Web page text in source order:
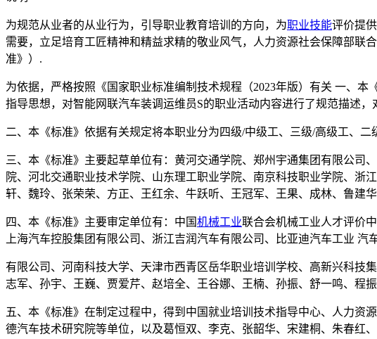
为规范从业者的从业行为，引导职业教育培训的方向，为职业技能评价提
需要，立足培育工匠精神和精益求精的敬业风气，人力资源社会保障部联
准》）.
为依据，严格按照《国家职业标准编制技术规程（2023年版）有关 一、
指导思想，对智能网联汽车装调运维员S的职业活动内容进行了规范描述
二、本《标准》依据有关规定将本职业分为四级/中级工、三级/高级工、二
三、本《标准》主要起草单位有：黄河交通学院、郑州宇通集团有限公司
院、河北交通职业技术学院、山东理工职业学院、南京科技职业学院、
轩、魏玲、张荣荣、方正、王红余、牛跃听、王冠军、王果、成林、鲁建
四、本《标准》主要审定单位有：中国机械工业联合会机械工业人才评价
上海汽车控股集团有限公司、浙江吉润汽车有限公司、比亚迪汽车工业
有限公司、河南科技大学、天津市西青区岳华职业培训学校、高新兴科技
志军、孙宇、王巍、贾爱芹、赵培全、王谷娜、王楠、孙振、舒一鸣、程
五、本《标准》在制定过程中，得到中国就业培训技术指导中心、人力资
德汽车技术研究院等单位，以及葛恒双、李克、张韶华、宋建桐、朱春红